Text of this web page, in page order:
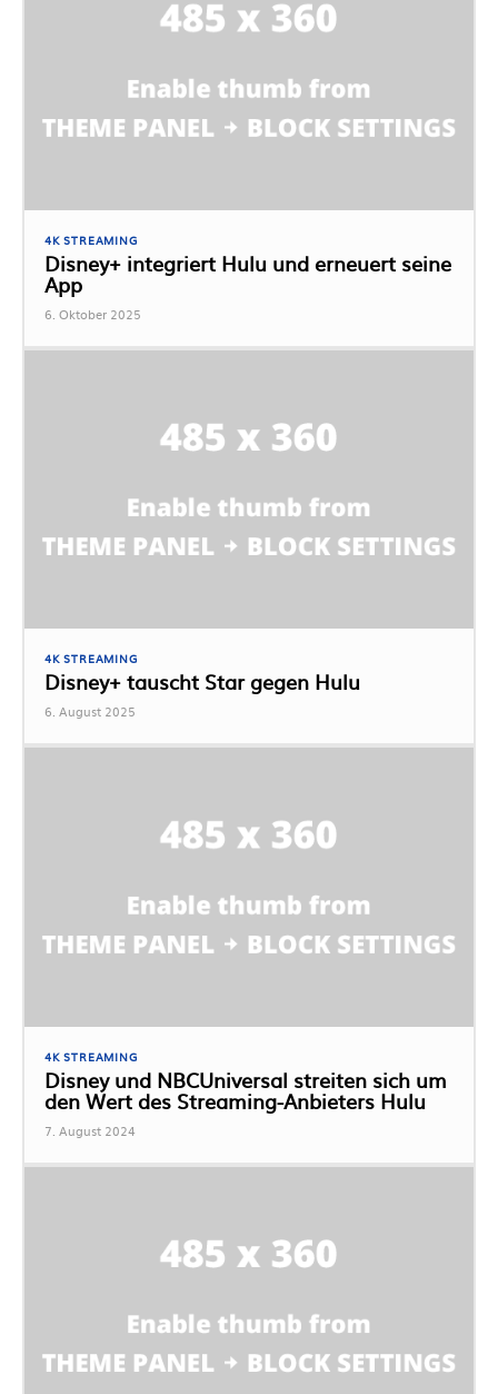
4K STREAMING
Disney+ integriert Hulu und erneuert seine
App
6. Oktober 2025
4K STREAMING
Disney+ tauscht Star gegen Hulu
6. August 2025
4K STREAMING
Disney und NBCUniversal streiten sich um
den Wert des Streaming-Anbieters Hulu
7. August 2024